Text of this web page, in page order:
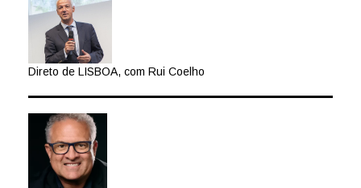
Direto de LISBOA, com Rui Coelho